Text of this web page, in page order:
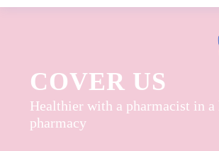
COVER US
Healthier with a pharmacist in a
pharmacy